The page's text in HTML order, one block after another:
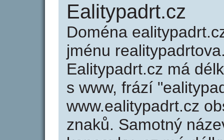
Ealitypadrt.cz
Doména
jménu
Ealitypadrt.cz má
s www, frází
www.ealitypadrt.cz
znaků. Samotný